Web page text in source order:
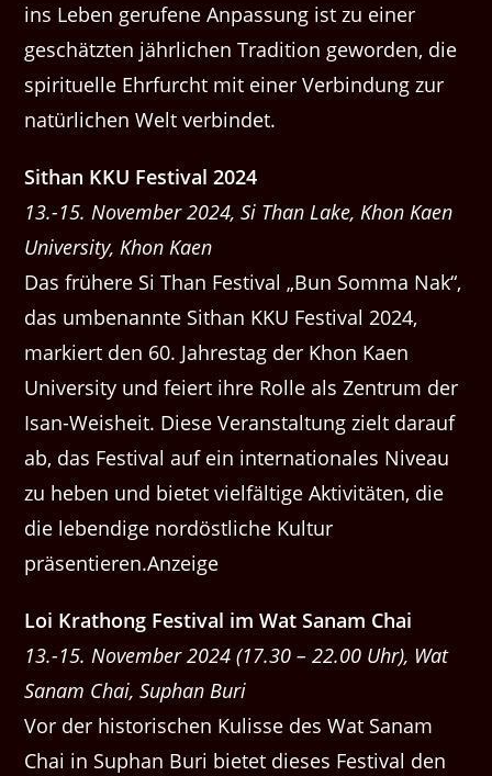
ins Leben gerufene Anpassung ist zu einer
geschätzten jährlichen Tradition geworden, die
spirituelle Ehrfurcht mit einer Verbindung zur
natürlichen Welt verbindet.
Sithan KKU Festival 2024
13.-15. November 2024, Si Than Lake, Khon Kaen
University, Khon Kaen
Das frühere Si Than Festival „Bun Somma Nak“,
das umbenannte Sithan KKU Festival 2024,
markiert den 60. Jahrestag der Khon Kaen
University und feiert ihre Rolle als Zentrum der
Isan-Weisheit. Diese Veranstaltung zielt darauf
ab, das Festival auf ein internationales Niveau
zu heben und bietet vielfältige Aktivitäten, die
die lebendige nordöstliche Kultur
präsentieren.Anzeige
Loi Krathong Festival im Wat Sanam Chai
13.-15. November 2024 (17.30 – 22.00 Uhr), Wat
Sanam Chai, Suphan Buri
Vor der historischen Kulisse des Wat Sanam
Chai in Suphan Buri bietet dieses Festival den